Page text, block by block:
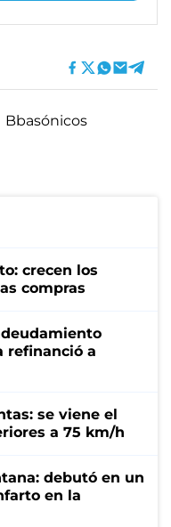
Bbasónicos
crecen los
compras
refinanció a
se viene el
a 75 km/h
debutó en un
en la